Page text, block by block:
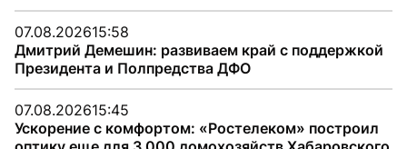
07.08.202615:58
Дмитрий Демешин: развиваем край с поддержкой
Президента и Полпредства ДФО
07.08.202615:45
Ускорение с комфортом: «Ростелеком» построил